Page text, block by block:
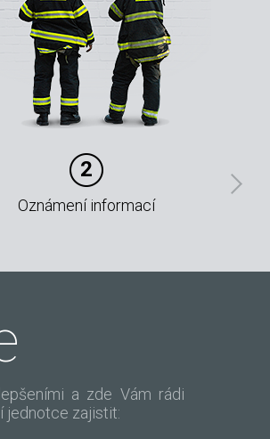
2
Oznámení informací
a zde Vám rádi
jednotce zajistit: